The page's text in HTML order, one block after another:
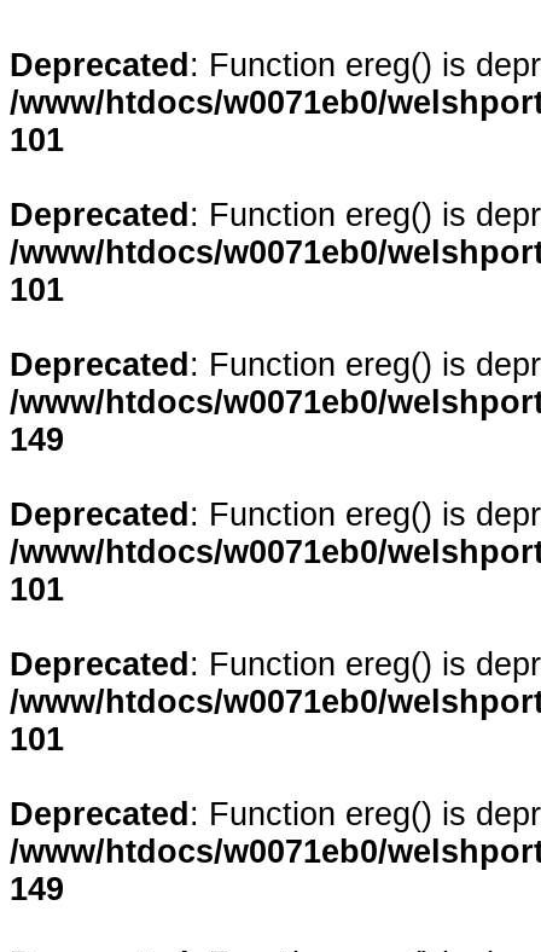
Deprecated : Function ereg() is
/www/htdocs/w0071eb0/
101
Deprecated : Function ereg() is
/www/htdocs/w0071eb0/
101
Deprecated : Function ereg() is
/www/htdocs/w0071eb0/
149
Deprecated : Function ereg() is
/www/htdocs/w0071eb0/
101
Deprecated : Function ereg() is
/www/htdocs/w0071eb0/
101
Deprecated : Function ereg() is
/www/htdocs/w0071eb0/
149